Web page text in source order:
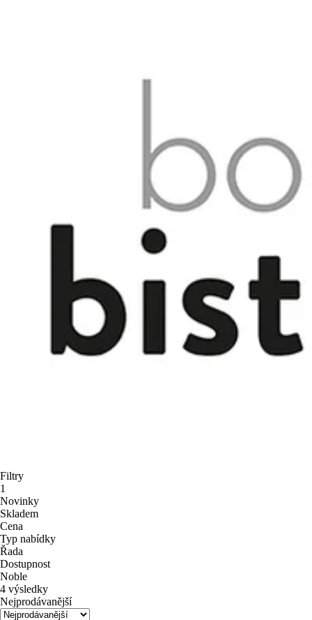
Filtry
1
Novinky
Skladem
Cena
Typ nabídky
Řada
Dostupnost
Noble
4 výsledky
Nejprodávanější